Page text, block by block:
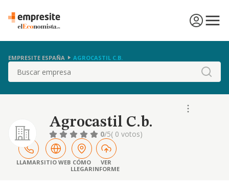
EMPRESITE ESPAÑA AGROCASTIL C.B.
Buscar
Agrocastil C.b.
0/5( 0 votos)
LLAMARSITIO WEB CÓMO
LLEGAR
VER
INFORME